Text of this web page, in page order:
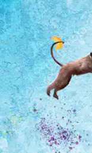
Tutti i viaggi